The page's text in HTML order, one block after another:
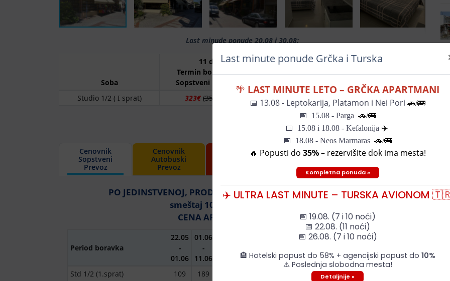
Last minude ponude 20.08 i 30.08:
Soba
11 dana/10 noci
Termin boravka 20.08.-30.08.
Sopstveni prevoz/Bus prevoz
11 dana/10 noci
Termin boravka 30.08.-09.09.
Sopstveni prevoz/Bus prevoz
Studio 1/2 ( I sprat)
323€ (359€) (439€)
Opis
Cenovnik
Sopstveni
Prevoz
Cenovnik
Autobuski
Prevoz
Program
Last-minute
PO JEDINSTVENOJ, PRODAJNOJ CENI / SVE UKLJUČENO U CENU:
smeštaj 10 noćenja (usluga najam)
CENA ARANŽMANA PO OSOBI:
Period boravka
22.05
-
01.06
01.06
-
11.06
01.07 11.07
11.07
21.07
21.07
31.07
31.07
10.08
10.08
20.08 30.08
09.09 19.09
Std 1/2 (1.sprat)
109 189 419 419 399
Last minute ponude Grčka i Turska
🌴 LAST MINUTE LETO – GRČKA APARTMANI
📅 13.08 - Leptokarija, Platamon i Nei Pori 🚗/🚌
📅 15.08 - Parga 🚗/🚌
📅 15.08 i 18.08 - Kefalonija ✈️
📅 18.08 - Neos Marmaras 🚗/🚌
🔥 Popusti do 35%– rezervišite dok ima mesta!
Kompletna ponuda »
✈️ ULTRA LAST MINUTE – TURSKA AVIONOM
📅 19.08. (7 i 10 noći)
📅 22.08. (11 noći)
📅 26.08. (7 i 10 noći)
🏨 Hotelski popust do 58% + agencijski popust do 10%
⚠️ Poslednja slobodna mesta!
Detaljnije »